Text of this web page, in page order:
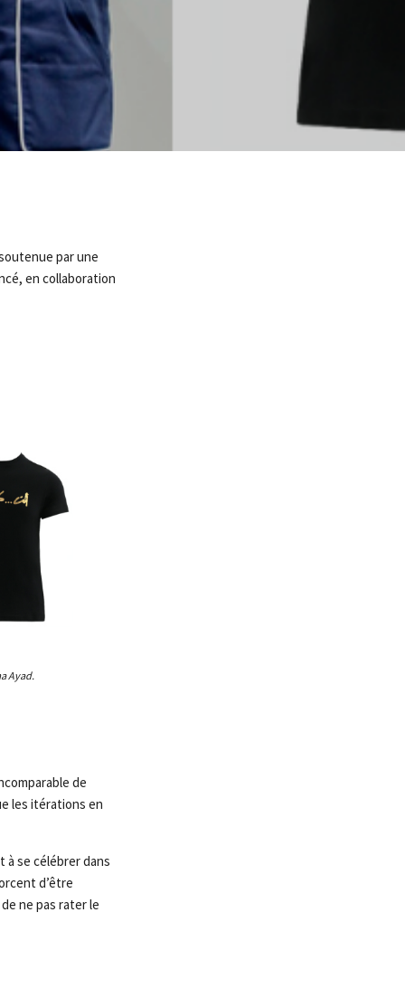
par une
en collaboration
Ayad.
de
les itérations en
à se célébrer dans
d’être
ne pas rater le